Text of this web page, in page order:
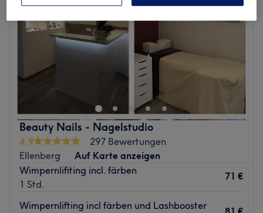
Beauty Nails - Nagelstudio
4,9
297 Bewertungen
Ellenberg
Auf Karte anzeigen
Wimpernlifiting incl. färben
1 Std.
71 €
Wimpernlifting incl färben und Lashbooster